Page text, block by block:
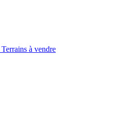
Terrains à vendre